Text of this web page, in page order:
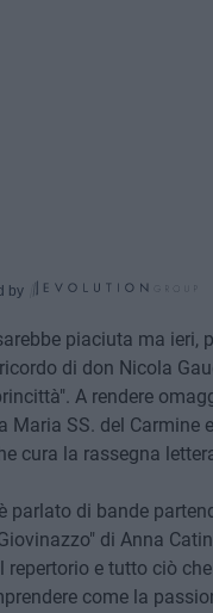
by
piaciuta ma ieri,
di don Nicola
A rendere
SS. del Carmine
cura la rassegna
parlato di bande
di Anna
e tutto ciò
come la